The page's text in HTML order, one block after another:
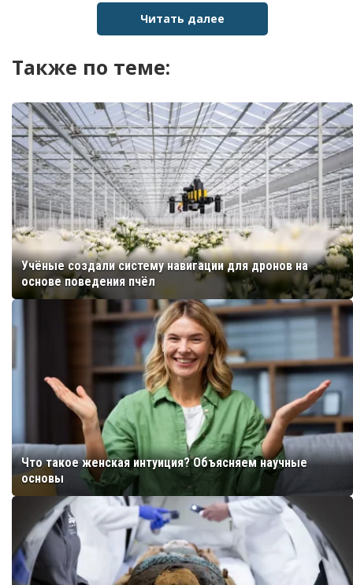
Читать далее
Также по теме:
Учёные создали систему навигации для дронов на
основе поведения пчёл
Что такое женская интуиция? Объясняем научные
основы